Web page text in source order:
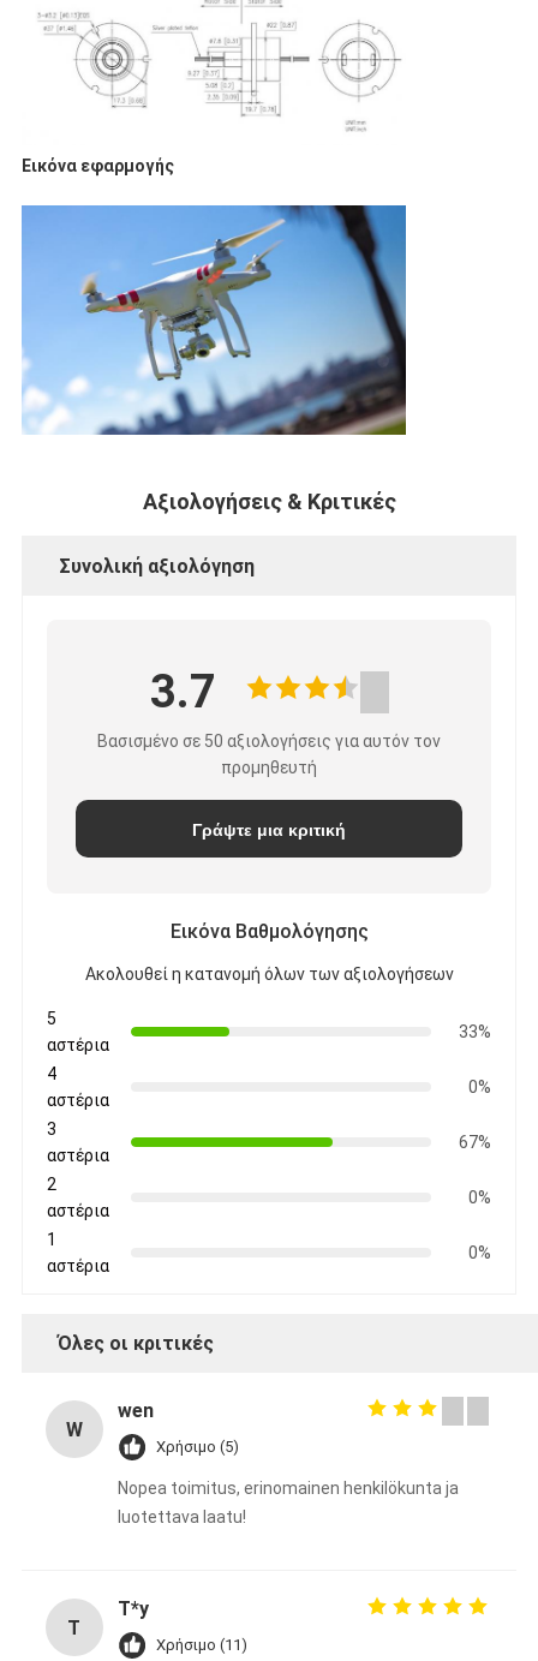
Εικόνα εφαρμογής
Αξιολογήσεις & Κριτικές
Συνολική αξιολόγηση
3.7
Βασισμένο σε 50 αξιολογήσεις για αυτόν τον
προμηθευτή
Γράψτε μια κριτική
Εικόνα Βαθμολόγησης
Ακολουθεί η κατανομή όλων των αξιολογήσεων
5
αστέρια
33%
4
αστέρια
0%
3
αστέρια
67%
2
αστέρια
0%
1
αστέρια
0%
Όλες οι κριτικές
W
wen
Χρήσιμο (5)
Nopea toimitus, erinomainen henkilökunta ja
luotettava laatu!
T
T*y
Χρήσιμο (11)